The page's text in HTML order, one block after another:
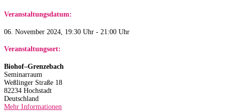
Veranstaltungsdatum:
06. November 2024, 19:30 Uhr - 21:00 Uhr
Veranstaltungsort:
Biohof–Grenzebach
Seminarraum
Weßlinger Straße 18
82234 Hochstadt
Deutschland
Mehr Informationen